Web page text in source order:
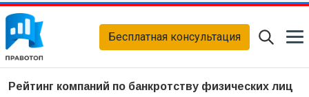
Бесплатная консультация
Рейтинг компаний по банкротству физических лиц